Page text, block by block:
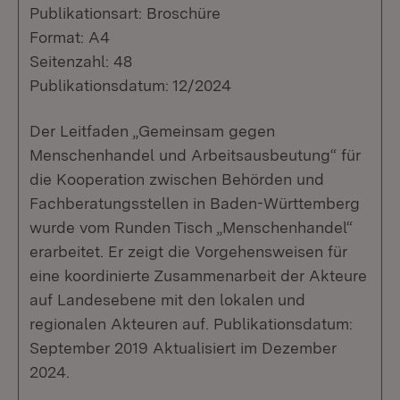
Publikationsart: Broschüre
Format: A4
Seitenzahl: 48
Publikationsdatum: 12/2024
Der Leitfaden „Gemeinsam gegen
Menschenhandel und Arbeitsausbeutung“ für
die Kooperation zwischen Behörden und
Fachberatungsstellen in Baden-Württemberg
wurde vom Runden Tisch „Menschenhandel“
erarbeitet. Er zeigt die Vorgehensweisen für
eine koordinierte Zusammenarbeit der Akteure
auf Landesebene mit den lokalen und
regionalen Akteuren auf. Publikationsdatum:
September 2019 Aktualisiert im Dezember
2024.